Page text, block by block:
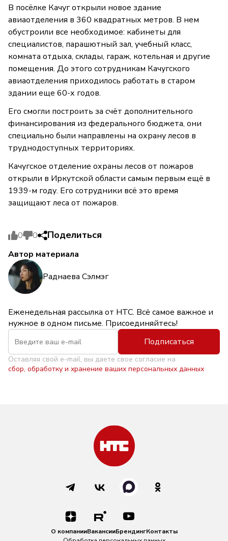
В посёлке Качуг открыли новое здание
авиаотделения в 360 квадратных метров. В нем
обустроили все необходимое: кабинеты для
специалистов, парашютный зал, учебный класс,
комната отдыха, склады, гараж, котельная и другие
помещения. До этого сотрудникам Качугского
авиаотделения приходилось работать в старом
здании еще 60-х годов.
Его смогли построить за счёт дополнительного
финансирования из федерального бюджета, они
специально были направлены на охрану лесов в
труднодоступных территориях.
Качугское отделение охраны лесов от пожаров
открыли в Иркутской области самым первым ещё в
1939-м году. Его сотрудники всё это время
защищают леса от пожаров.
0 0 Поделиться
Автор материала
Раднаева Сэлмэг
Еженедельная рассылка от НТС. Всё самое важное и
нужное в одном письме. Присоединяйтесь!
Подписаться
Оставляя свой e-mail, вы даете свое согласие на
сбор, обработку и хранение ваших персональных данных
О компанииВакансииБрендингКонтакты